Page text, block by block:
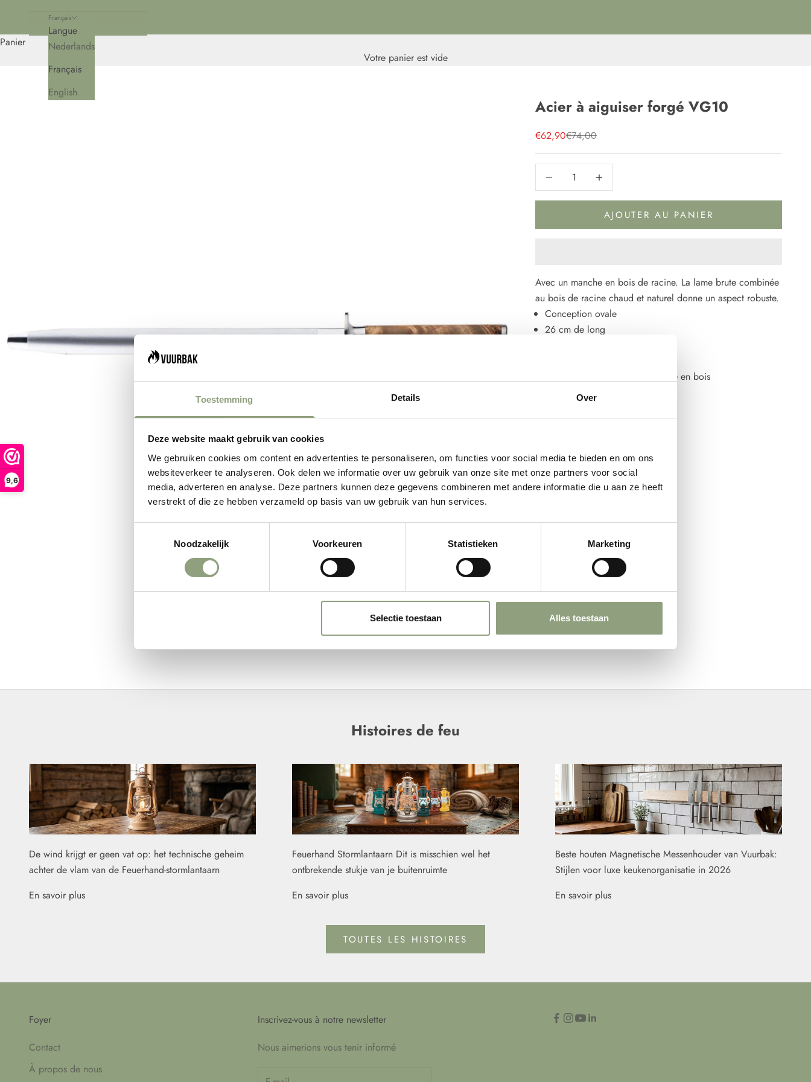
Toestemming Details Over
Deze website maakt gebruik van cookies
We gebruiken cookies om content en advertenties te personaliseren, om functies voor social media te bieden en om ons
websiteverkeer te analyseren. Ook delen we informatie over uw gebruik van onze site met onze partners voor social
media, adverteren en analyse. Deze partners kunnen deze gegevens combineren met andere informatie die u aan ze heeft
verstrekt of die ze hebben verzameld op basis van uw gebruik van hun services.
Noodzakelijk
Voorkeuren Statistieken Marketing
Selectie toestaan Alles toestaan
9,6
Français
Langue
Nederlands
Français
English
Panier
Votre panier est vide
Acier à aiguiser forgé VG10
Prix de vente
€62,90Prix normal
€74,00
Diminuer la quantitéDiminuer la quantité
AJOUTER AU PANIER
Avec un manche en bois de racine. La lame brute combinée
au bois de racine chaud et naturel donne un aspect robuste.
Conception ovale
26 cm de long
Emballé dans une luxueuse boîte en bois
Histoires de feu
De wind krijgt er geen vat op: het technische geheim
achter de vlam van de Feuerhand-stormlantaarn
En savoir plus
Feuerhand Stormlantaarn Dit is misschien wel het
ontbrekende stukje van je buitenruimte
En savoir plus
Beste houten Magnetische Messenhouder van Vuurbak:
Stijlen voor luxe keukenorganisatie in 2026
En savoir plus
TOUTES LES HISTOIRES
Foyer
Contact
À propos de nous
Inscrivez-vous à notre newsletter
Nous aimerions vous tenir informé